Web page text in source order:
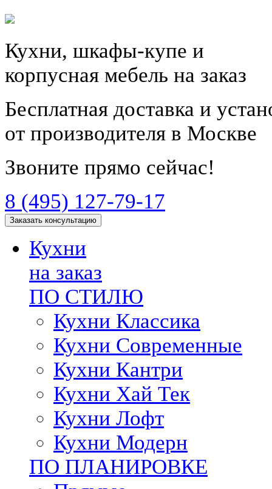
Кухни, шкафы-купе и
корпусная мебель на заказ
Бесплатная доставка и
от производителя в Москве
Звоните прямо сейчас!
8 (495) 127-79-17
Заказать консультацию
Кухни
на заказ
ПО СТИЛЮ
Кухни Классика
Кухни Современные
Кухни Кантри
Кухни Хай Тек
Кухни Лофт
Кухни Модерн
ПО ПЛАНИРОВКЕ